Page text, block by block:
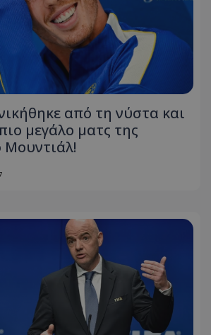
από τη νύστα και
μεγάλο ματς της
Μουντιάλ!